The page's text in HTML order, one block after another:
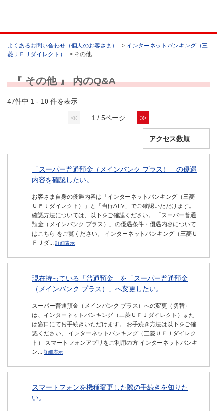
よくあるお問い合わせ（個人のお客さま） > インターネットバンキング（三
菱ＵＦＪダイレクト）
> その他
『 その他 』 内のQ&A
47件中 1 - 10 件を表示
≪ 1 / 5ページ ≫
「スーパー普通預金（メインバンク プラス）」の優遇
内容を確認したい。
お客さま自身の優遇内容は「インターネットバンキング（三菱
ＵＦＪダイレクト）」と「当行ATM」でご確認いただけます。
確認方法については、以下をご確認ください。 「スーバー普通
預金（メインバンク プラス）」の優遇条件・優遇内容について
はこちら をご覧ください。 インターネットバンキング（三菱Ｕ
ＦＪダ... 詳細表示
現在持っている「普通預金」を「スーパー普通預金
（メインバンク プラス）」へ変更したい。
スーパー普通預金（メインバンク プラス）への変更（切替）
は、インターネットバンキング（三菱ＵＦＪダイレクト）また
は窓口にてお手続きいただけます。 お手続き方法は以下をご確
認ください。 インターネットバンキング（三菱ＵＦＪダイレク
ト） スマートフォンアプリをご利用の方 インターネットバンキ
ン... 詳細表示
スマートフォンを機種変更した際の手続きを知りた
い。